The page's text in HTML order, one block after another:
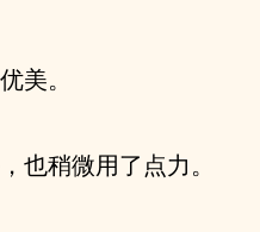
美。
也稍微用了点力。